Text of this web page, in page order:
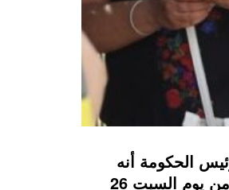
الحكومة أنه
مجلس وزراء سيعقد الأسبوع المقبل دلسة غير عادية، حيث سيقرر وقف استخدام القناع في الأماكن الخارجية اعتبارا من يوم السبت 26